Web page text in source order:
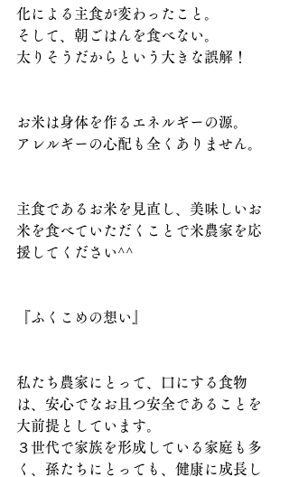
化による主食が変わったこと。
そして、朝ごはんを食べない。
太りそうだからという大きな誤解！
お米は身体を作るエネルギーの源。
アレルギーの心配も全くありません。
主食であるお米を見直し、美味しいお
米を食べていただくことで米農家を応
援してください^^
『ふくこめの想い』
私たち農家にとって、口にする食物
は、安心でなお且つ安全であることを
大前提としています。
３世代で家族を形成している家庭も多
く、孫たちにとっても、健康に成長し